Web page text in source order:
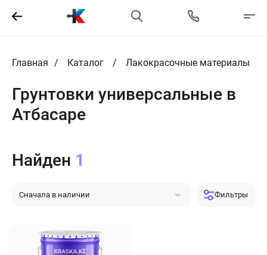
Главная Каталог Лакокрасочные материалы
Грунтовки универсальные в
Атбасаре
Сначала в наличии
Фильтры
Найден 1